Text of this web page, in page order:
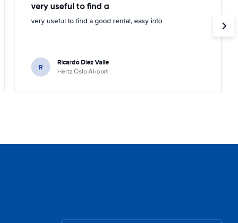
very useful to find a
very useful to find a good rental, easy info
R Ricardo Diez Valle
Hertz Oslo Airport